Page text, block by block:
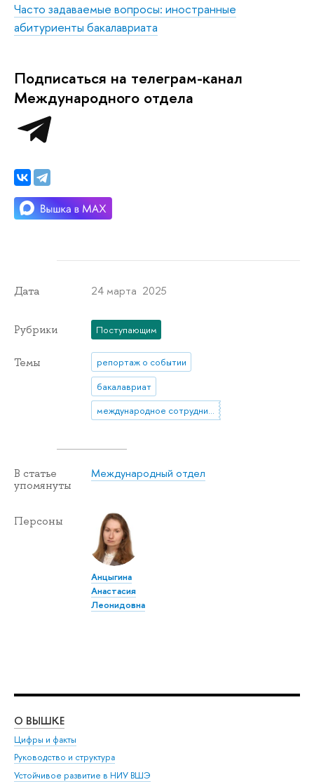
Часто задаваемые вопросы: иностранные
абитуриенты бакалавриата
Подписаться на телеграм-канал
Международного отдела
Дата 24 марта 2025
Рубрики Поступающим
Темы
репортаж о событии
бакалавриат
международное сотрудничество
В статье
упомянуты
Международный отдел
Персоны
Анцыгина
Анастасия
Леонидовна
О ВЫШКЕ
Цифры и факты
Руководство и структура
Устойчивое развитие в НИУ ВШЭ